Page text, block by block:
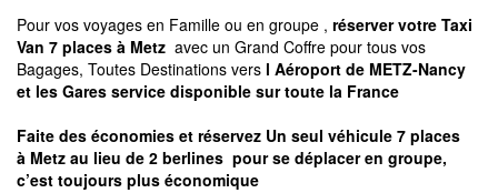
Pour vos voyages en Famille ou en groupe , réserver votre Taxi
Van 7 places à Metz avec un Grand Coffre pour tous vos
Bagages, Toutes Destinations vers l Aéroport de METZ-Nancy
et les Gares service disponible sur toute la France
Faite des économies et réservez Un seul véhicule 7 places
à Metz au lieu de 2 berlines pour se déplacer en groupe,
c’est toujours plus économique